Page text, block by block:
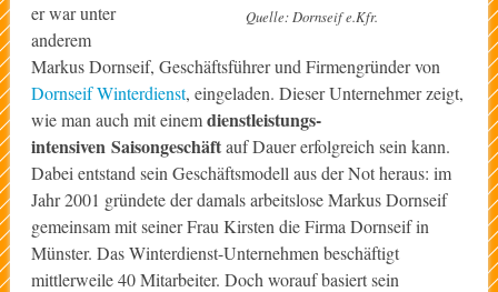
Quelle: Dornseif e.Kfr.
er war unter
anderem
Markus Dornseif, Geschäftsführer und Firmengründer von
Dornseif Winterdienst, eingeladen. Dieser Unternehmer zeigt,
wie man auch mit einemdienstleistungs-
intensiven Saisongeschäftauf Dauer erfolgreich sein kann.
Dabei entstand sein Geschäftsmodell aus der Not heraus: im
Jahr 2001 gründete der damals arbeitslose Markus Dornseif
gemeinsam mit seiner Frau Kirsten die Firma Dornseif in
Münster. Das Winterdienst-Unternehmen beschäftigt
mittlerweile 40 Mitarbeiter. Doch worauf basiert sein